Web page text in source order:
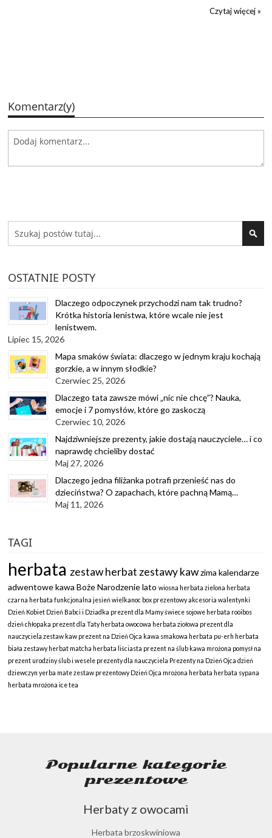
Czytaj więcej »
Komentarz(y)
OSTATNIE POSTY
Dlaczego odpoczynek przychodzi nam tak trudno?
Krótka historia lenistwa, które wcale nie jest
lenistwem.
Lipiec 15, 2026
Mapa smaków świata: dlaczego w jednym kraju kochają
gorzkie, a w innym słodkie?
Czerwiec 25, 2026
Dlaczego tata zawsze mówi „nic nie chcę”? Nauka,
emocje i 7 pomysłów, które go zaskoczą
Czerwiec 10, 2026
Najdziwniejsze prezenty, jakie dostają nauczyciele… i co
naprawdę chcieliby dostać
Maj 27, 2026
Dlaczego jedna filiżanka potrafi przenieść nas do
dzieciństwa? O zapachach, które pachną Mamą…
Maj 11, 2026
TAGI
herbata zestaw herbat zestawy kawzimakalendarze
adwentowekawaBoże Narodzenielatowiosna herbata zielona herbata
czarna herbata funkcjonalnajesieńwielkanoc box prezentowyakcesoriawalentynki
Dzień Kobiet Dzień Babci i Dziadka prezent dla Mamyświece sojowe herbata rooibos
dzień chłopaka prezent dla Taty herbata owocowa herbata ziołowa prezent dla
nauczycielazestaw kaw prezent na Dzień Ojca kawa smakowa herbata pu-erh herbata
białazestawy herbat matcha herbata liściasta prezent na ślub kawa mrożona pomysł na
prezent urodzinyślub i wesele prezenty dla nauczyciela Prezenty na Dzień Ojcadzień
dziewczynyerba matezestaw prezentowyDzień Ojca mrożona herbata herbata sypana
herbata mrożonaice tea
Popularne kategorie
prezentowe
Herbaty z owocami
Herbata brzoskwiniowa